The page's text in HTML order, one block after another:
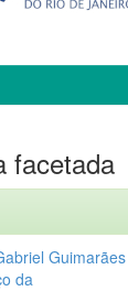
facetada
Guimarães
da